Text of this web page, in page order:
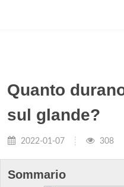
Quanto
sul glande?
2022-01-07 308
Sommario